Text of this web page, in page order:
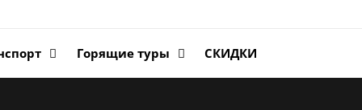
Горящие туры СКИДКИ